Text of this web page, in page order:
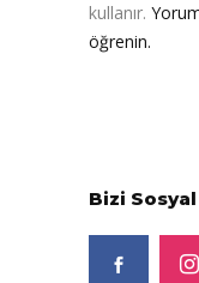
kullanır.
öğrenin.
Bizi